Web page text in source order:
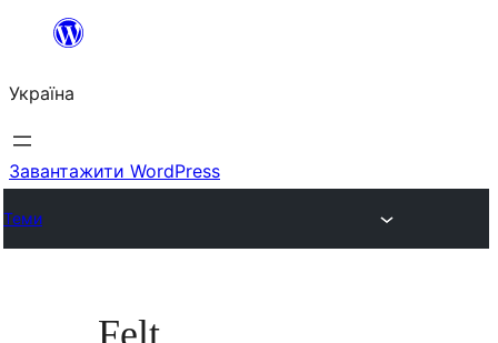
Перейти
вмісту
Україна
Завантажити WordPress
Теми